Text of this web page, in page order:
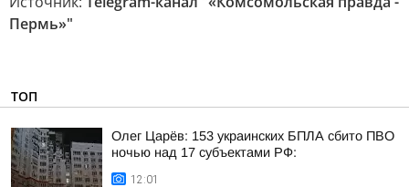
Пермь»"
ТОП
Олег Царёв: 153 украинских БПЛА сбито ПВО
ночью над 17 субъектами РФ:
12:01